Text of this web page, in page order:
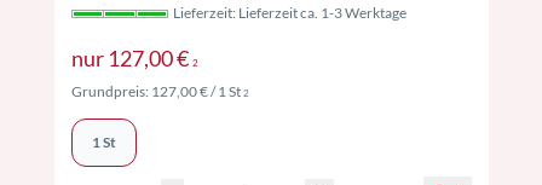
Lieferzeit: Lieferzeit ca. 1-3 Werktage
nur 127,00 € 2Preise inkl. MwSt. ggf. zzgl. Versand
Grundpreis: 127,00 €/ 1 St 2Preise inkl. MwSt. ggf. zzgl. Versand
1 St